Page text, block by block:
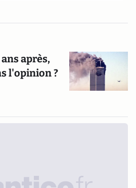
après,
l'opinion ?